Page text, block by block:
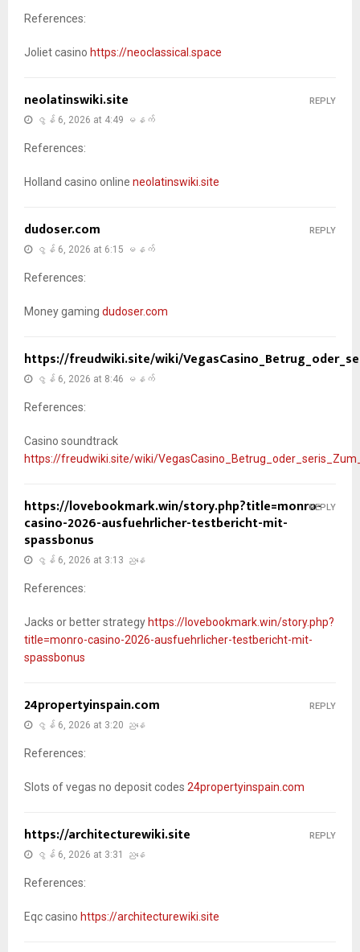
References:
Joliet casino https://neoclassical.space
neolatinswiki.site
ဇွန် 6, 2026 at 4:49 မနက်
References:
Holland casino online neolatinswiki.site
REPLY
dudoser.com
ဇွန် 6, 2026 at 6:15 မနက်
References:
Money gaming dudoser.com
REPLY
https://freudwiki.site/wiki/
ဇွန် 6, 2026 at 8:46 မနက်
References:
Casino soundtrack
https://freudwiki.site/wiki/
https://lovebookmark.win/story.php?title=monro-
casino-2026-ausfuehrlicher-testbericht-mit-
spassbonus
ဇွန် 6, 2026 at 3:13 ညနေ
References:
Jacks or better strategy https://lovebookmark.win/story.php?
title=monro-casino-2026-ausfuehrlicher-testbericht-mit-
spassbonus
REPLY
24propertyinspain.com
ဇွန် 6, 2026 at 3:20 ညနေ
References:
Slots of vegas no deposit codes 24propertyinspain.com
REPLY
https://architecturewiki.site
ဇွန် 6, 2026 at 3:31 ညနေ
References:
Eqc casino https://architecturewiki.site
REPLY